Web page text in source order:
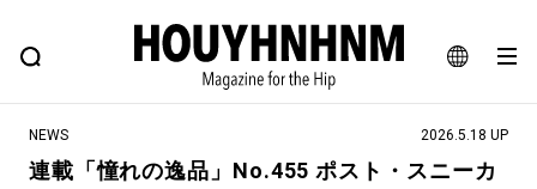
JA
EN
FEATURE BLOG SNAP
ヒップなファッション、カルチャー、ライフスタイルWEBマガジン
NEWS 2026.5.18 UP
連載「憧れの逸品」No.455 ポスト・スニーカ